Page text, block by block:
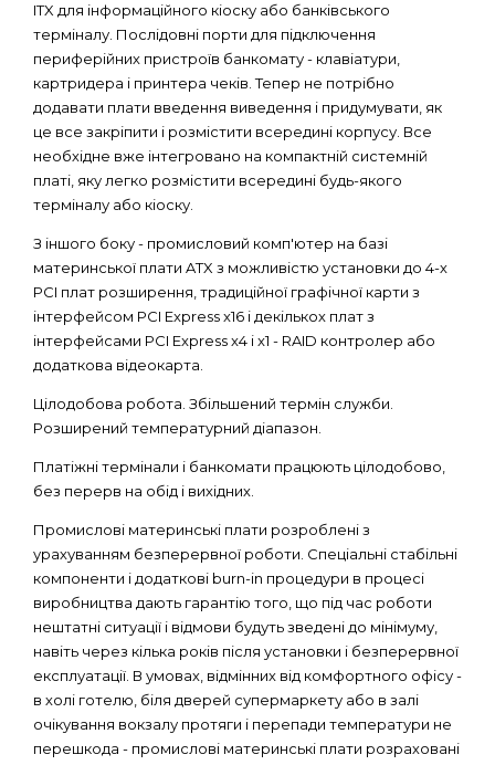
ITX для інформаційного кіоску або банківського
терміналу. Послідовні порти для підключення
периферійних пристроїв банкомату - клавіатури,
картридера і принтера чеків. Тепер не потрібно
додавати плати введення виведення і придумувати, як
це все закріпити і розмістити всередині корпусу. Все
необхідне вже інтегровано на компактній системній
платі, яку легко розмістити всередині будь-якого
терміналу або кіоску.
З іншого боку - промисловий комп'ютер на базі
материнської плати ATX з можливістю установки до 4-х
PCI плат розширення, традиційної графічної карти з
інтерфейсом PCI Express x16 і декількох плат з
інтерфейсами PCI Express x4 і x1 - RAID контролер або
додаткова відеокарта.
Цілодобова робота. Збільшений термін служби.
Розширений температурний діапазон.
Платіжні термінали і банкомати працюють цілодобово,
без перерв на обід і вихідних.
Промислові материнські плати розроблені з
урахуванням безперервної роботи. Спеціальні стабільні
компоненти і додаткові burn-in процедури в процесі
виробництва дають гарантію того, що під час роботи
нештатні ситуації і відмови будуть зведені до мінімуму,
навіть через кілька років після установки і безперервної
експлуатації. В умовах, відмінних від комфортного офісу -
в холі готелю, біля дверей супермаркету або в залі
очікування вокзалу протяги і перепади температури не
перешкода - промислові материнські плати розраховані